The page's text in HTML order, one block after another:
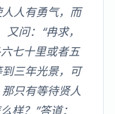
人有勇气，而
问：“冉求，
七十里或者五
三年光景，可
只有等待贤人
样？”答道：